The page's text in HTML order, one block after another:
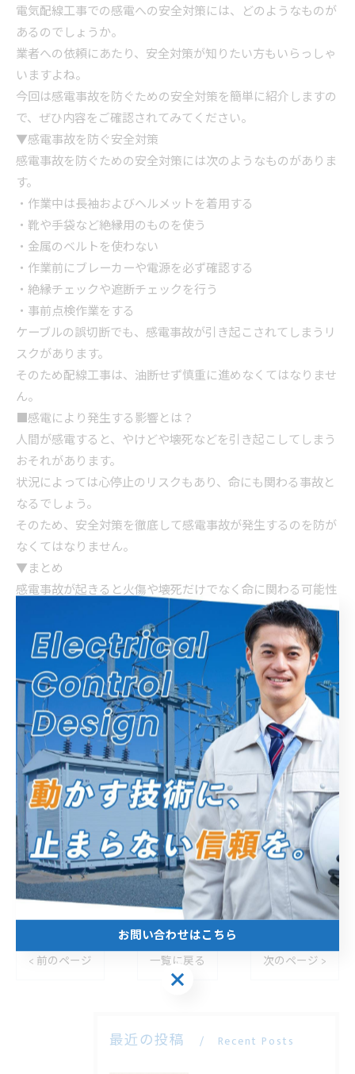
電気配線工事での感電への安全対策には、どのようなものが
あるのでしょうか。
業者への依頼にあたり、安全対策が知りたい方もいらっしゃ
いますよね。
今回は感電事故を防ぐための安全対策を簡単に紹介しますの
で、ぜひ内容をご確認されてみてください。
▼感電事故を防ぐ安全対策
感電事故を防ぐための安全対策には次のようなものがありま
す。
・作業中は長袖およびヘルメットを着用する
・靴や手袋など絶縁用のものを使う
・金属のベルトを使わない
・作業前にブレーカーや電源を必ず確認する
・絶縁チェックや遮断チェックを行う
・事前点検作業をする
ケーブルの誤切断でも、感電事故が引き起こされてしまうリ
スクがあります。
そのため配線工事は、油断せず慎重に進めなくてはなりませ
ん。
■感電により発生する影響とは？
人間が感電すると、やけどや壊死などを引き起こしてしまう
おそれがあります。
状況によっては心停止のリスクもあり、命にも関わる事故と
なるでしょう。
そのため、安全対策を徹底して感電事故が発生するのを防が
なくてはなりません。
▼まとめ
感電事故が起きると火傷や壊死だけでなく命に関わる可能性
があるため、徹底した安全対策が必要です。
安全対策は服装や持ち物などから事前点検や絶縁チェックま
で、確認すべきポイントは多岐に渡ります。
ケーブルを誤切断してしまったり電線に接触してしまうな
ど、感電の原因もさまざまです。
電気配線工事を行う場合は安全対策をしっかり行い、感電に
気を付けて作業を進めていきましょう。
----------------------------------------------------------------------
エムアイ電機株式会社
住所 :静岡県浜松市中央区北島町７９６−１
電話番号 :053-571-2700
----------------------------------------------------------------------
< 前のページ 一覧に戻る 次のページ >
最近の投稿 Recent Posts
お問い合わせはこちら
お問い合わせはこちら